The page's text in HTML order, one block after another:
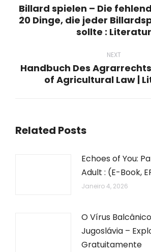
Previous
post:
Billard spielen – Die
20 Dinge, die jeder
sollte : Literatur
NEXT
Next
Handbuch Des
of Agricultural Law |
Related Posts
Echoes of You:
Adult : (E-Book,
Janeiro 4, 2026
O Vírus
Jugoslávia –
Gratuitamente